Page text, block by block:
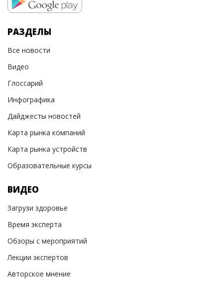
РАЗДЕЛЫ
Все новости
Видео
Глоссарий
Инфографика
Дайджесты новостей
Карта рынка компаний
Карта рынка устройств
Образовательные курсы
ВИДЕО
Загрузи здоровье
Время эксперта
Обзоры с мероприятий
Лекции экспертов
Авторское мнение